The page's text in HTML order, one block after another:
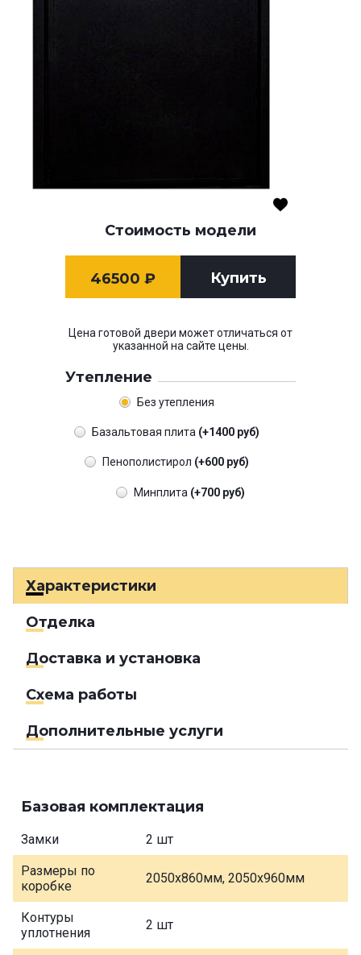
Стоимость модели
46500 ₽ Купить
Цена готовой двери может отличаться от
указанной на сайте цены.
Утепление
Без утепления
Базальтовая плита (+1400 руб)
Пенополистирол (+600 руб)
Минплита (+700 руб)
Характеристики
Отделка
Доставка и установка
Схема работы
Дополнительные услуги
Базовая комплектация
Замки 2 шт
Размеры по
коробке
2050х860мм, 2050х960мм
Контуры
уплотнения
2 шт